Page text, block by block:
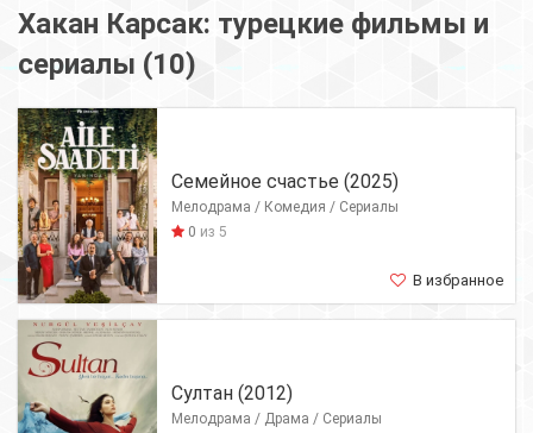
Хакан Карсак: турецкие фильмы и
сериалы (10)
Семейное счастье (2025)
Мелодрама / Комедия / Сериалы
0 из 5
В избранное
Султан (2012)
Мелодрама / Драма / Сериалы